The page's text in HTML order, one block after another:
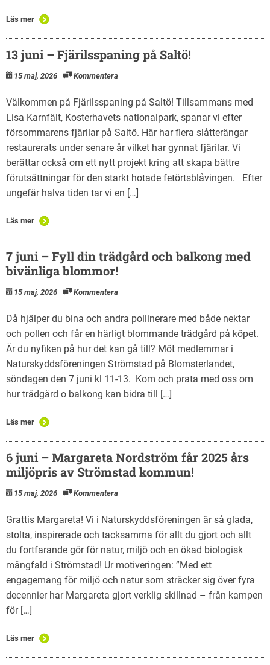
Läs mer
13 juni – Fjärilsspaning på Saltö!
15 maj, 2026 Kommentera
Välkommen på Fjärilsspaning på Saltö! Tillsammans med
Lisa Karnfält, Kosterhavets nationalpark, spanar vi efter
försommarens fjärilar på Saltö. Här har flera slåtterängar
restaurerats under senare år vilket har gynnat fjärilar. Vi
berättar också om ett nytt projekt kring att skapa bättre
förutsättningar för den starkt hotade fetörtsblåvingen. Efter
ungefär halva tiden tar vi en […]
Läs mer
7 juni – Fyll din trädgård och balkong med
bivänliga blommor!
15 maj, 2026 Kommentera
Då hjälper du bina och andra pollinerare med både nektar
och pollen och får en härligt blommande trädgård på köpet.
Är du nyfiken på hur det kan gå till? Möt medlemmar i
Naturskyddsföreningen Strömstad på Blomsterlandet,
söndagen den 7 juni kl 11-13. Kom och prata med oss om
hur trädgård o balkong kan bidra till […]
Läs mer
6 juni – Margareta Nordström får 2025 års
miljöpris av Strömstad kommun!
15 maj, 2026 Kommentera
Grattis Margareta! Vi i Naturskyddsföreningen är så glada,
stolta, inspirerade och tacksamma för allt du gjort och allt
du fortfarande gör för natur, miljö och en ökad biologisk
mångfald i Strömstad! Ur motiveringen: ”Med ett
engagemang för miljö och natur som sträcker sig över fyra
decennier har Margareta gjort verklig skillnad – från kampen
för […]
Läs mer